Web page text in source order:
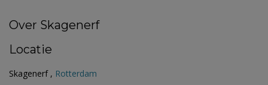
Over Skagenerf
Locatie
Skagenerf , Rotterdam